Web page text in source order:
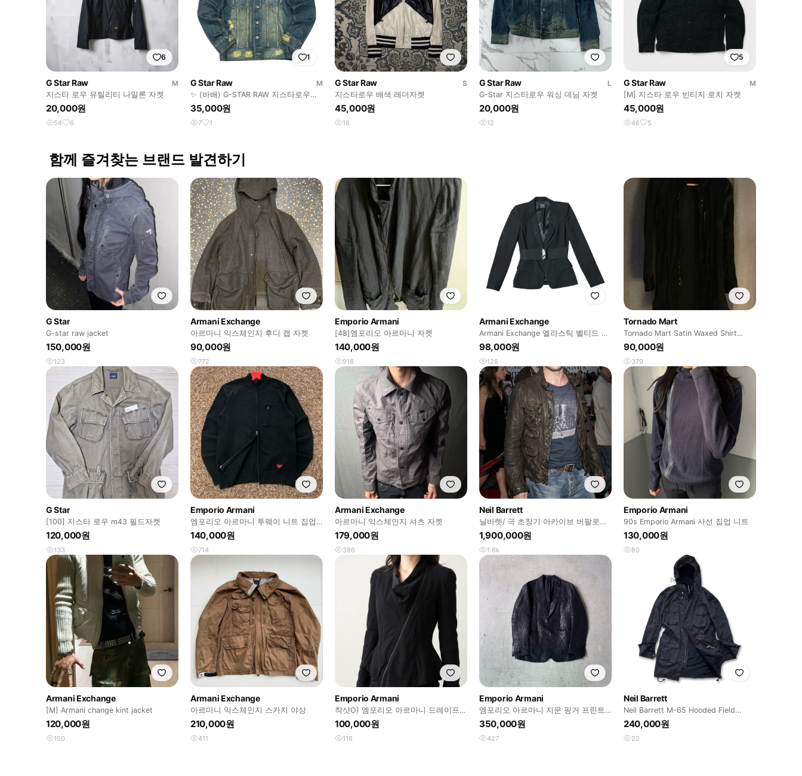
6
G Star Raw
M
지스타 로우 유틸리티 나일론 자켓
20,000원
54 6
1
G Star Raw
M
✨ (바배) G-STAR RAW 지스타로우워
싱 데님 트러커 자켓
35,000원
7 1
G Star Raw
S
지스타로우 배색 레더자켓
45,000원
16
G Star Raw
L
G-Star 지스타로우 워싱 데님 자켓
20,000원
12
5
G Star Raw
M
[M] 지스타 로우 빈티지 로치 자켓
45,000원
46 5
함께 즐겨찾는 브랜드 발견하기
G Star
G-star raw jacket
150,000원
123
Armani Exchange
아르마니 익스체인지 후디 캡 자켓
90,000원
772
Emporio Armani
[48]엠포리오 아르마니 자켓
140,000원
918
Armani Exchange
Armani Exchange 엘라스틱 벨티드 블
레이저 자켓
98,000원
128
Tornado Mart
Tornado Mart Satin Waxed Shirt
Jacket
90,000원
379
G Star
[100] 지스타 로우 m43 필드자켓
120,000원
133
Emporio Armani
엠포리오 아르마니 투웨이 니트 집업
자켓
140,000원
714
Armani Exchange
아르마니 익스체인지 셔츠 자켓
179,000원
386
Neil Barrett
닐바렛/ 극 초창기 아카이브 버팔로
m65 자켓 /xs
1,900,000원
1.6k
Emporio Armani
90s Emporio Armani 사선 집업 니트
130,000원
80
Armani Exchange
[M] Armani change kint jacket
120,000원
150
Armani Exchange
아르마니 익스체인지 스카치 야상
210,000원
411
Emporio Armani
착샷O) 엠포리오 아르마니 드레이프
언발란스 사선 카울 넥 집업 자켓
100,000원
116
Emporio Armani
엠포리오 아르마니 지문 핑거 프린트
자켓
350,000원
427
Neil Barrett
Neil Barrett M-65 Hooded Field
Parka
240,000원
22